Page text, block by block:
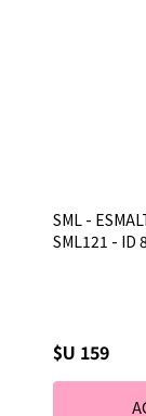
SML -
SML121 - ID
$U 159